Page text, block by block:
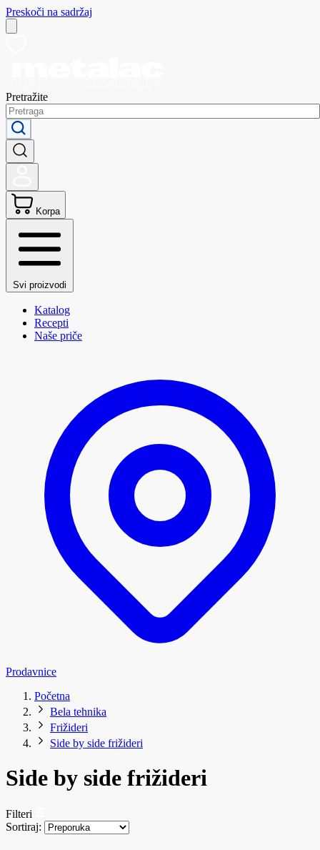
Preskoči na sadržaj
Pretražite
Korpa
Svi proizvodi
Katalog
Recepti
Naše priče
Prodavnice
Početna
Bela tehnika
Frižideri
Side by side frižideri
Side by side frižideri
Filteri
Sortiraj: